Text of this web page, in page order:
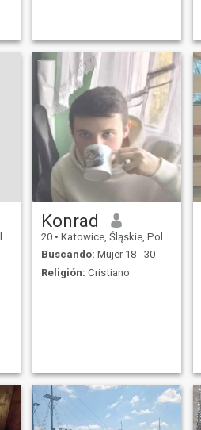
Konrad
20 • Katowice, Śląskie, Polonia
Buscando: Mujer 18 - 30
Religión: Cristiano